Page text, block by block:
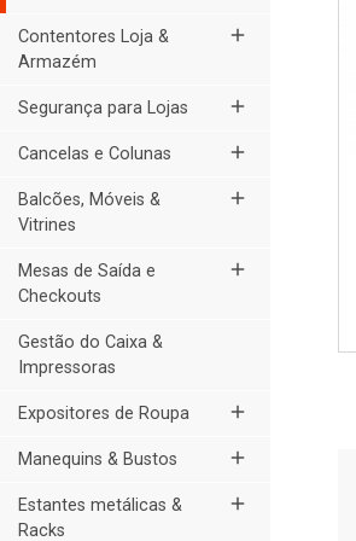
Contentores Loja &
Armazém
add
Segurança para Lojas add
Cancelas e Colunas add
Balcões, Móveis &
Vitrines
add
Mesas de Saída e
Checkouts
add
Gestão do Caixa &
Impressoras
Expositores de Roupa add
Manequins & Bustos add
Estantes metálicas &
Racks
add